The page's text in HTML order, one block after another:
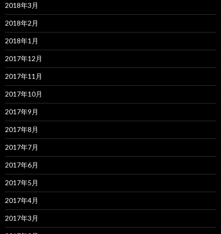
2018年3月
2018年2月
2018年1月
2017年12月
2017年11月
2017年10月
2017年9月
2017年8月
2017年7月
2017年6月
2017年5月
2017年4月
2017年3月